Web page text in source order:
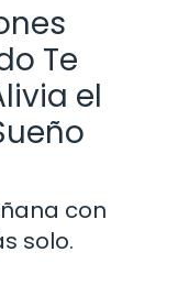
Te
el
con
solo.